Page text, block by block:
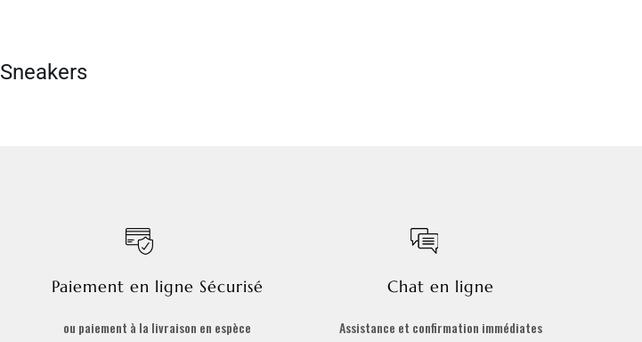
Sneakers
Paiement en ligne Sécurisé
ou paiement à la livraison en espèce
Chat en ligne
Assistance et confirmation immédiates